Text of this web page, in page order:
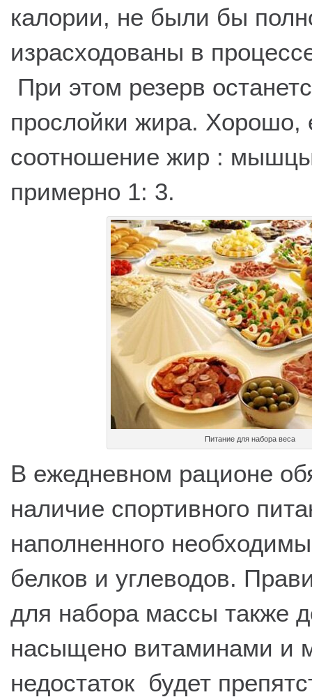
калории, не были бы
израсходованы в
При этом резерв
прослойки жира. Хорошо,
соотношение жир :
примерно 1: 3.
Питание для набора веса
В ежедневном рационе
наличие спортивного
наполненного
белков и углеводов.
для набора массы также
насыщено витаминами и
недостаток будет